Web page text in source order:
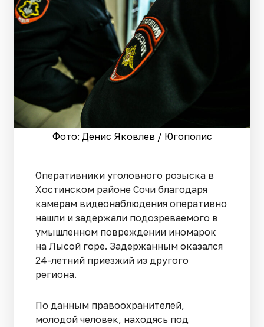
Фото: Денис Яковлев / Югополис
Оперативники уголовного розыска в
Хостинском районе Сочи благодаря
камерам видеонаблюдения оперативно
нашли и задержали подозреваемого в
умышленном повреждении иномарок
на Лысой горе. Задержанным оказался
24-летний приезжий из другого
региона.
По данным правоохранителей,
молодой человек, находясь под